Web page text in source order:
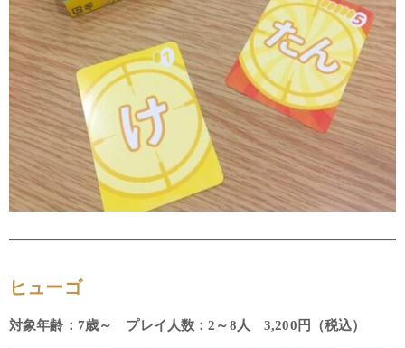
ヒューゴ
対象年齢：7歳～ プレイ人数：2～8人 3,200円（税込）